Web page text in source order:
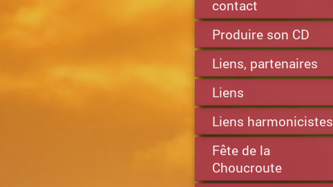
contact
Produire son CD
Liens, partenaires
Liens
Liens harmonicistes
Fête de la
Choucroute